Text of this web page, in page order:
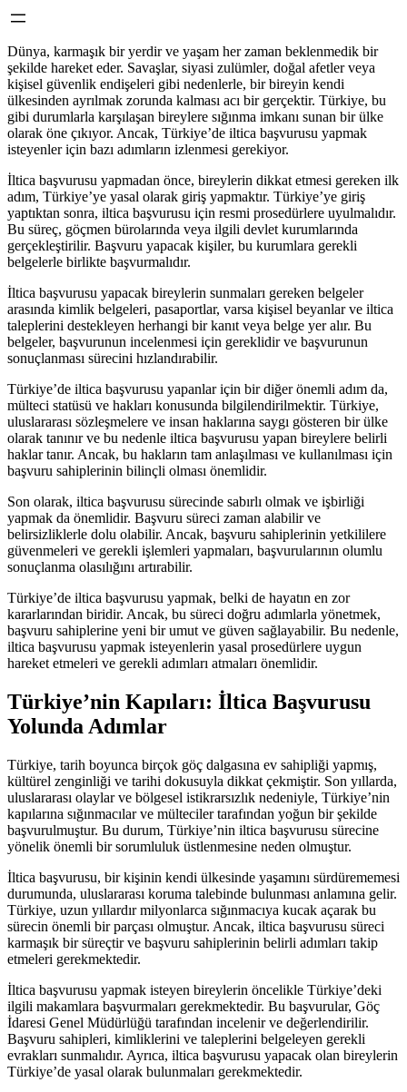
Dünya, karmaşık bir yerdir ve yaşam her zaman beklenmedik bir
şekilde hareket eder. Savaşlar, siyasi zulümler, doğal afetler veya
kişisel güvenlik endişeleri gibi nedenlerle, bir bireyin kendi
ülkesinden ayrılmak zorunda kalması acı bir gerçektir. Türkiye, bu
gibi durumlarla karşılaşan bireylere sığınma imkanı sunan bir ülke
olarak öne çıkıyor. Ancak, Türkiye’de iltica başvurusu yapmak
isteyenler için bazı adımların izlenmesi gerekiyor.
İltica başvurusu yapmadan önce, bireylerin dikkat etmesi gereken ilk
adım, Türkiye’ye yasal olarak giriş yapmaktır. Türkiye’ye giriş
yaptıktan sonra, iltica başvurusu için resmi prosedürlere uyulmalıdır.
Bu süreç, göçmen bürolarında veya ilgili devlet kurumlarında
gerçekleştirilir. Başvuru yapacak kişiler, bu kurumlara gerekli
belgelerle birlikte başvurmalıdır.
İltica başvurusu yapacak bireylerin sunmaları gereken belgeler
arasında kimlik belgeleri, pasaportlar, varsa kişisel beyanlar ve iltica
taleplerini destekleyen herhangi bir kanıt veya belge yer alır. Bu
belgeler, başvurunun incelenmesi için gereklidir ve başvurunun
sonuçlanması sürecini hızlandırabilir.
Türkiye’de iltica başvurusu yapanlar için bir diğer önemli adım da,
mülteci statüsü ve hakları konusunda bilgilendirilmektir. Türkiye,
uluslararası sözleşmelere ve insan haklarına saygı gösteren bir ülke
olarak tanınır ve bu nedenle iltica başvurusu yapan bireylere belirli
haklar tanır. Ancak, bu hakların tam anlaşılması ve kullanılması için
başvuru sahiplerinin bilinçli olması önemlidir.
Son olarak, iltica başvurusu sürecinde sabırlı olmak ve işbirliği
yapmak da önemlidir. Başvuru süreci zaman alabilir ve
belirsizliklerle dolu olabilir. Ancak, başvuru sahiplerinin yetkililere
güvenmeleri ve gerekli işlemleri yapmaları, başvurularının olumlu
sonuçlanma olasılığını artırabilir.
Türkiye’de iltica başvurusu yapmak, belki de hayatın en zor
kararlarından biridir. Ancak, bu süreci doğru adımlarla yönetmek,
başvuru sahiplerine yeni bir umut ve güven sağlayabilir. Bu nedenle,
iltica başvurusu yapmak isteyenlerin yasal prosedürlere uygun
hareket etmeleri ve gerekli adımları atmaları önemlidir.
Türkiye’nin Kapıları: İltica Başvurusu
Yolunda Adımlar
Türkiye, tarih boyunca birçok göç dalgasına ev sahipliği yapmış,
kültürel zenginliği ve tarihi dokusuyla dikkat çekmiştir. Son yıllarda,
uluslararası olaylar ve bölgesel istikrarsızlık nedeniyle, Türkiye’nin
kapılarına sığınmacılar ve mülteciler tarafından yoğun bir şekilde
başvurulmuştur. Bu durum, Türkiye’nin iltica başvurusu sürecine
yönelik önemli bir sorumluluk üstlenmesine neden olmuştur.
İltica başvurusu, bir kişinin kendi ülkesinde yaşamını sürdürememesi
durumunda, uluslararası koruma talebinde bulunması anlamına gelir.
Türkiye, uzun yıllardır milyonlarca sığınmacıya kucak açarak bu
sürecin önemli bir parçası olmuştur. Ancak, iltica başvurusu süreci
karmaşık bir süreçtir ve başvuru sahiplerinin belirli adımları takip
etmeleri gerekmektedir.
İltica başvurusu yapmak isteyen bireylerin öncelikle Türkiye’deki
ilgili makamlara başvurmaları gerekmektedir. Bu başvurular, Göç
İdaresi Genel Müdürlüğü tarafından incelenir ve değerlendirilir.
Başvuru sahipleri, kimliklerini ve taleplerini belgeleyen gerekli
evrakları sunmalıdır. Ayrıca, iltica başvurusu yapacak olan bireylerin
Türkiye’de yasal olarak bulunmaları gerekmektedir.